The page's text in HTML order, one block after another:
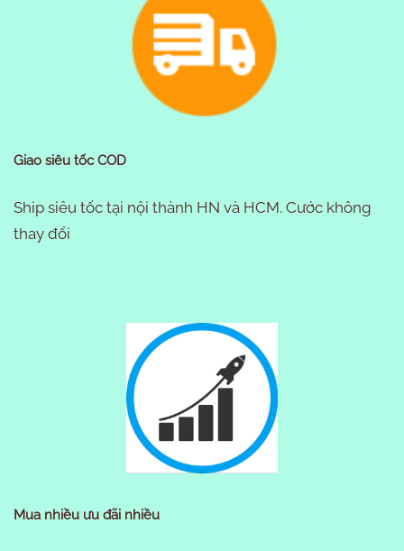
Giao siêu tốc COD
Ship siêu tốc tại nội thành HN và HCM. Cước không
thay đổi
Mua nhiều ưu đãi nhiều